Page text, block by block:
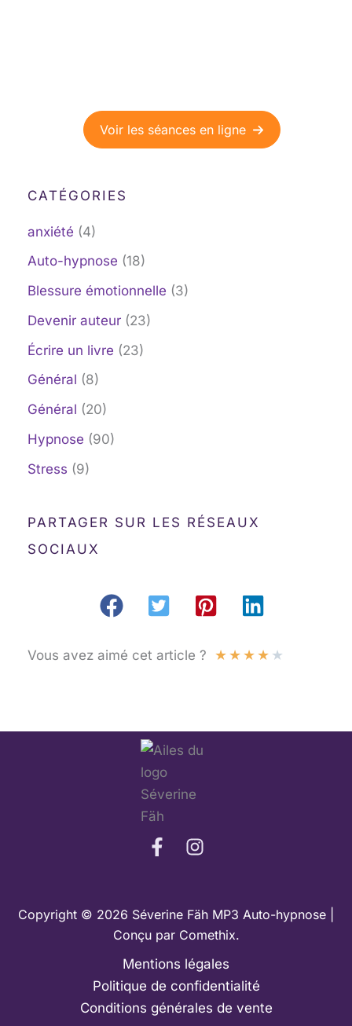
Voir les séances en ligne
CATÉGORIES
anxiété (4)
Auto-hypnose (18)
Blessure émotionnelle (3)
Devenir auteur (23)
Écrire un livre (23)
Général (8)
Général (20)
Hypnose (90)
Stress (9)
PARTAGER SUR LES RÉSEAUX
SOCIAUX
Vous avez aimé cet article ? ★★★★ ★
Copyright © 2026 Séverine Fäh MP3 Auto-hypnose |
Conçu par Comethix.
Mentions légales
Politique de confidentialité
Conditions générales de vente